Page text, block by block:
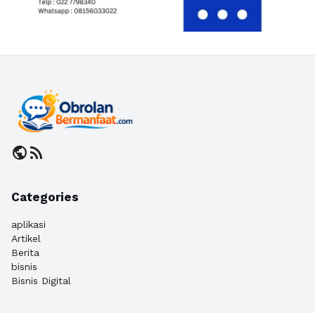
publicrss_feed
Categories
aplikasi
Artikel
Berita
bisnis
Bisnis Digital